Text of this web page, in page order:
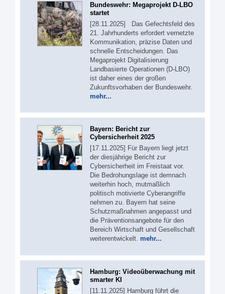
Bundeswehr: Megaprojekt D-LBO
startet
[28.11.2025] Das Gefechtsfeld des
21. Jahrhunderts erfordert vernetzte
Kommunikation, präzise Daten und
schnelle Entscheidungen. Das
Megaprojekt Digitalisierung
Landbasierte Operationen (D-LBO)
ist daher eines der großen
Zukunftsvorhaben der Bundeswehr.
mehr...
Bayern: Bericht zur
Cybersicherheit 2025
[17.11.2025] Für Bayern liegt jetzt
der diesjährige Bericht zur
Cybersicherheit im Freistaat vor.
Die Bedrohungslage ist demnach
weiterhin hoch, mutmaßlich
politisch motivierte Cyberangriffe
nehmen zu. Bayern hat seine
Schutzmaßnahmen angepasst und
die Präventionsangebote für den
Bereich Wirtschaft und Gesellschaft
weiterentwickelt. mehr...
Hamburg: Videoüberwachung mit
smarter KI
[11.11.2025] Hamburg führt die